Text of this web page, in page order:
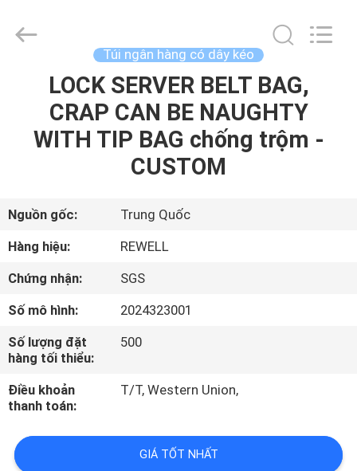
TRANG
PHẨM
VỀ
TÔI
THAM
QUAN
MÁY
Group
Limited.
Túi ngân hàng có dây kéo
LOCK SERVER BELT BAG,
CRAP CAN BE NAUGHTY
WITH TIP BAG chống trộm -
CUSTOM
Nguồn gốc:
Trung Quốc
Hàng hiệu:
REWELL
Chứng nhận:
SGS
Số mô hình:
2024323001
Số lượng đặt
hàng tối thiểu:
500
Điều khoản
thanh toán:
T/T, Western Union,
GIÁ TỐT NHẤT